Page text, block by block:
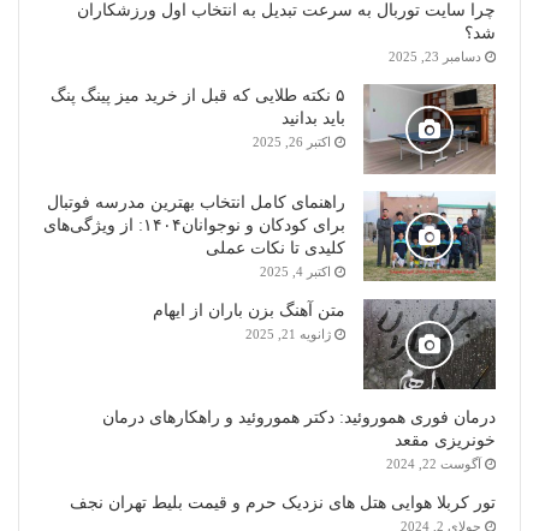
چرا سایت توربال به ‌سرعت تبدیل به انتخاب اول ورزشکاران
شد؟
دسامبر 23, 2025
۵ نکته طلایی که قبل از خرید میز پینگ پنگ
باید بدانید
اکتبر 26, 2025
راهنمای کامل انتخاب بهترین مدرسه فوتبال
برای کودکان و نوجوانان۱۴۰۴: از ویژگی‌های
کلیدی تا نکات عملی
اکتبر 4, 2025
متن آهنگ بزن باران از ایهام
ژانویه 21, 2025
درمان فوری هموروئید: دکتر هموروئید و راهکارهای درمان
خونریزی مقعد
آگوست 22, 2024
تور کربلا هوایی هتل های نزدیک حرم و قیمت بلیط تهران نجف
جولای 2, 2024